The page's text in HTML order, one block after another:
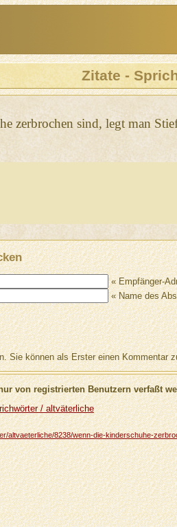
Zitate -
zerbrochen sind, legt man
« Empfänger-
« Name des
Sie können als Erster einen Kommentar
von registrierten Benutzern verfaßt
/ altväterliche
altvaeterliche/8238/wenn-die-kinderschuhe-